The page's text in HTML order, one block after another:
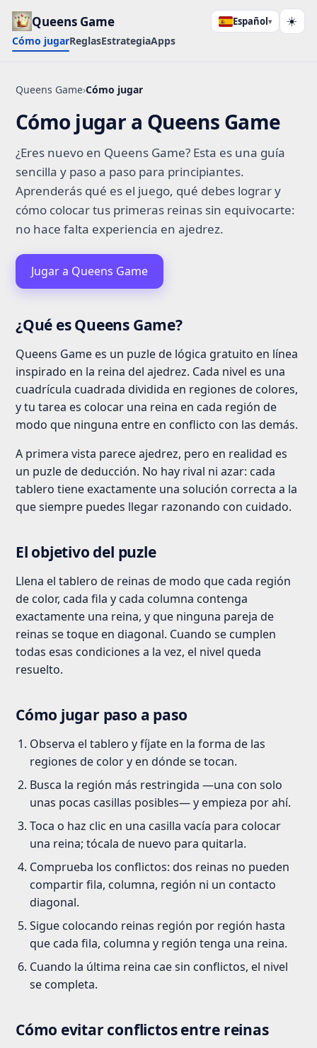
Queens Game
Cómo jugarReglasEstrategiaApps
Español▾ ☀️
Queens Game›Cómo jugar
Cómo jugar a Queens Game
¿Eres nuevo en Queens Game? Esta es una guía
sencilla y paso a paso para principiantes.
Aprenderás qué es el juego, qué debes lograr y
cómo colocar tus primeras reinas sin equivocarte:
no hace falta experiencia en ajedrez.
Jugar a Queens Game
¿Qué es Queens Game?
Queens Game es un puzle de lógica gratuito en línea
inspirado en la reina del ajedrez. Cada nivel es una
cuadrícula cuadrada dividida en regiones de colores,
y tu tarea es colocar una reina en cada región de
modo que ninguna entre en conflicto con las demás.
A primera vista parece ajedrez, pero en realidad es
un puzle de deducción. No hay rival ni azar: cada
tablero tiene exactamente una solución correcta a la
que siempre puedes llegar razonando con cuidado.
El objetivo del puzle
Llena el tablero de reinas de modo que cada región
de color, cada fila y cada columna contenga
exactamente una reina, y que ninguna pareja de
reinas se toque en diagonal. Cuando se cumplen
todas esas condiciones a la vez, el nivel queda
resuelto.
Cómo jugar paso a paso
Observa el tablero y fíjate en la forma de las
regiones de color y en dónde se tocan.
Busca la región más restringida —una con solo
unas pocas casillas posibles— y empieza por ahí.
Toca o haz clic en una casilla vacía para colocar
una reina; tócala de nuevo para quitarla.
Comprueba los conflictos: dos reinas no pueden
compartir fila, columna, región ni un contacto
diagonal.
Sigue colocando reinas región por región hasta
que cada fila, columna y región tenga una reina.
Cuando la última reina cae sin conflictos, el nivel
se completa.
Cómo evitar conflictos entre reinas